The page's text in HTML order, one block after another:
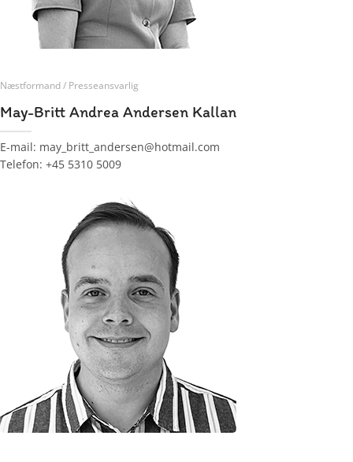
Næstformand / Presseansvarlig
May-Britt Andrea Andersen Kallan
E-mail: may_britt_andersen@hotmail.com
Telefon: +45 5310 5009